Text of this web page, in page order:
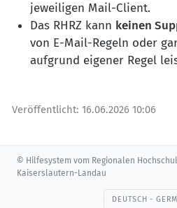
jeweiligen Mail-Client.
Das RHRZ kann keinen
von E-Mail-Regeln oder
aufgrund eigener Regel
Veröffentlicht: 16.06.2026 10:06
© Hilfesystem vom Regionalen
Kaiserslautern-Landau
DEUTSCH -